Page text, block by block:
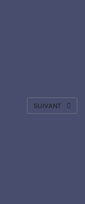
ARTICLE
SUIVANT